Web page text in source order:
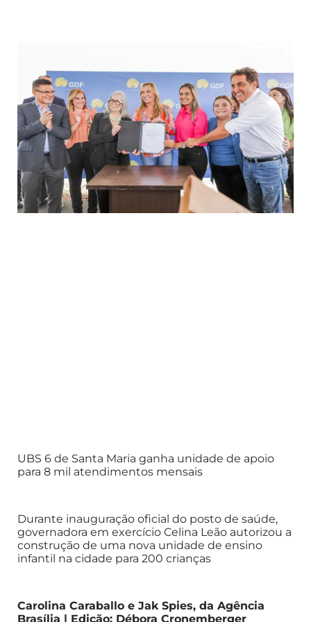
UBS 6 de Santa Maria ganha unidade de apoio
para 8 mil atendimentos mensais
Durante inauguração oficial do posto de saúde,
governadora em exercício Celina Leão autorizou a
construção de uma nova unidade de ensino
infantil na cidade para 200 crianças
Carolina Caraballo e Jak Spies, da Agência
Brasília | Edição: Débora Cronemberger